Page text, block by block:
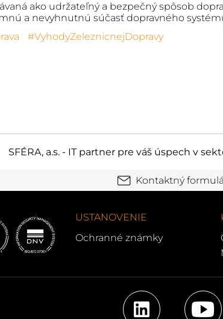
ako udržateľný a bezpečný spôsob
a nevyhnutnú súčasť dopravného
#VyhodyZeleznicnejDopravy
SFÉRA, a.s. - IT partner pre váš úspech v
Kontaktný
USTANOVENIE
Ochranné známky
LinkedIn